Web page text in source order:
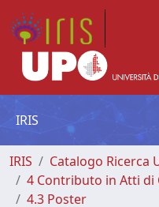
IRIS
IRIS
Catalogo Ricerca
4 Contributo in Atti di
4.3 Poster